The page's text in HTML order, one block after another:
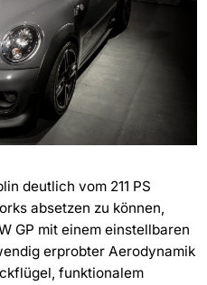
deutlich vom 211 PS
absetzen zu können,
GP mit einem einstellbaren
erprobter Aerodynamik
funktionalem